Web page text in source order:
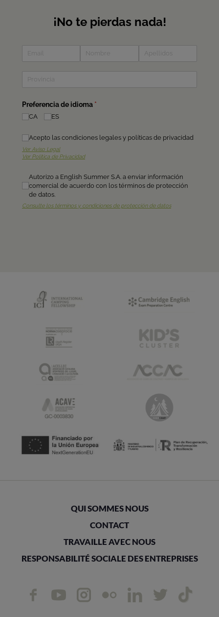
QUI SOMMES NOUS
CONTACT
TRAVAILLE AVEC NOUS
RESPONSABILITÉ SOCIALE DES ENTREPRISES